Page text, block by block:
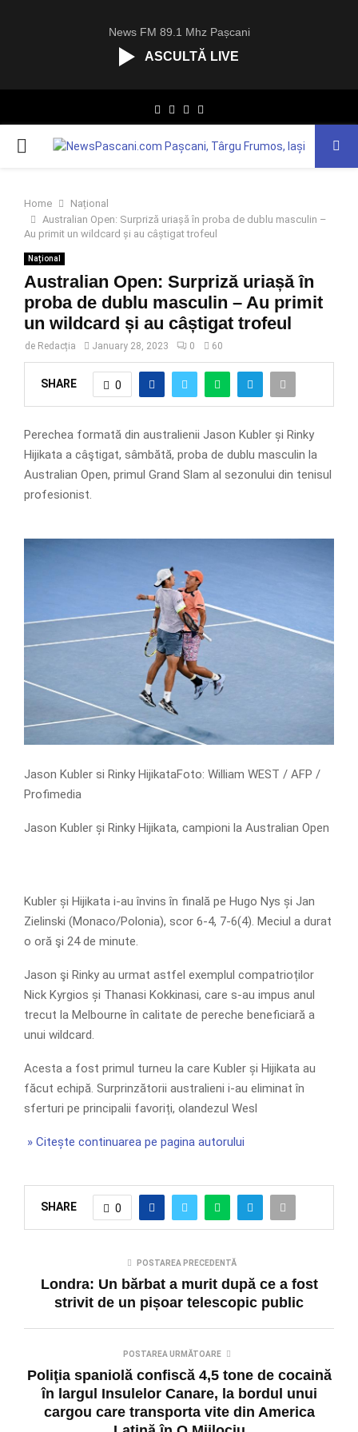
News FM 89.1 Mhz Pașcani
ASCULTĂ LIVE
Facebook
TwitterInstagram
PRIMARY
Home
Național
Australian Open: Surpriză uriașă în proba de dublu masculin –
Au primit un wildcard și au câștigat trofeul
Național
Australian Open: Surpriză uriașă în
proba de dublu masculin – Au primit
un wildcard și au câștigat trofeul
de Redacția January 28, 2023 0 60
SHARE 0
​​​Perechea formată din australienii Jason Kubler și Rinky
Hijikata a câştigat, sâmbătă, proba de dublu masculin la
Australian Open, primul Grand Slam al sezonului din tenisul
profesionist.
Jason Kubler si Rinky HijikataFoto: William WEST / AFP /
Profimedia
Jason Kubler și Rinky Hijikata, campioni la Australian Open
Kubler și Hijikata i-au învins în finală pe Hugo Nys și Jan
Zielinski (Monaco/Polonia), scor 6-4, 7-6(4). Meciul a durat
o oră şi 24 de minute.
Jason şi Rinky au urmat astfel exemplul compatrioților
Nick Kyrgios și Thanasi Kokkinasi, care s-au impus anul
trecut la Melbourne în calitate de pereche beneficiară a
unui wildcard.
Acesta a fost primul turneu la care Kubler și Hijikata au
făcut echipă. Surprinzătorii australieni i-au eliminat în
sferturi pe principalii favoriți, olandezul Wesl
» Citește continuarea pe pagina autorului
SHARE 0
POSTAREA PRECEDENTĂ
Londra: Un bărbat a murit după ce a fost
strivit de un pișoar telescopic public
POSTAREA URMĂTOARE
​Poliţia spaniolă confiscă 4,5 tone de cocaină
în largul Insulelor Canare, la bordul unui
cargou care transporta vite din America